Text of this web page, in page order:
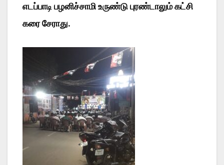
எடப்பாடி பழனிச்சாமி உருண்டு புரண்டாலும் கட்சி
கரை சேராது.